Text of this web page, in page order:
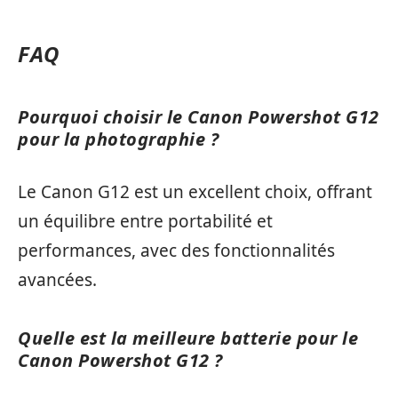
FAQ
Pourquoi choisir le Canon Powershot G12
pour la photographie ?
Le Canon G12 est un excellent choix, offrant
un équilibre entre portabilité et
performances, avec des fonctionnalités
avancées.
Quelle est la meilleure batterie pour le
Canon Powershot G12 ?